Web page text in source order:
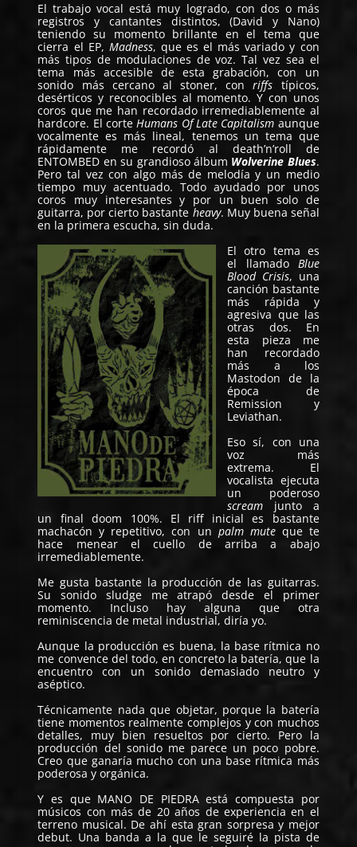
El trabajo vocal está muy logrado, con dos o más
registros y cantantes distintos, (David y Nano)
teniendo su momento brillante en el tema que
cierra el EP, Madness, que es el más variado y con
más tipos de modulaciones de voz. Tal vez sea el
tema más accesible de esta grabación, con un
sonido más cercano al stoner, conriffs típicos,
desérticos y reconocibles al momento. Y con unos
coros que me han recordado irremediablemente al
hardcore. El corteHumans Of Late Capitalism aunque
vocalmente es más lineal, tenemos un tema que
rápidamente me recordó al death’n’roll de
ENTOMBED en su grandioso álbum Wolverine Blues.
Pero tal vez con algo más de melodía y un medio
tiempo muy acentuado. Todo ayudado por unos
coros muy interesantes y por un buen solo de
guitarra, por cierto bastante heavy. Muy buena señal
en la primera escucha, sin duda.
El otro tema es
el llamado Blue
Blood Crisis, una
canción bastante
más rápida y
agresiva que las
otras dos. En
esta pieza me
han recordado
más a los
Mastodon de la
época de
Remission y
Leviathan.
Eso sí, con una
voz más
extrema. El
vocalista ejecuta
un poderoso
scream junto a
un final doom 100%. El riff inicial es bastante
machacón y repetitivo, con un palm muteque te
hace menear el cuello de arriba a abajo
irremediablemente.
Me gusta bastante la producción de las guitarras.
Su sonido sludge me atrapó desde el primer
momento. Incluso hay alguna que otra
reminiscencia de metal industrial, diría yo.
Aunque la producción es buena, la base rítmica no
me convence del todo, en concreto la batería, que la
encuentro con un sonido demasiado neutro y
aséptico.
Técnicamente nada que objetar, porque la batería
tiene momentos realmente complejos y con muchos
detalles, muy bien resueltos por cierto. Pero la
producción del sonido me parece un poco pobre.
Creo que ganaría mucho con una base rítmica más
poderosa y orgánica.
Y es que MANO DE PIEDRA está compuesta por
músicos con más de 20 años de experiencia en el
terreno musical. De ahí esta gran sorpresa y mejor
debut. Una banda a la que le seguiré la pista de